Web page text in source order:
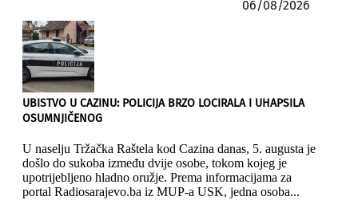
06/08/2026
UBISTVO U CAZINU: POLICIJA BRZO LOCIRALA I UHAPSILA
OSUMNJIČENOG
U naselju Tržačka Raštela kod Cazina danas, 5. augusta je
došlo do sukoba između dvije osobe, tokom kojeg je
upotrijebljeno hladno oružje. Prema informacijama za
portal Radiosarajevo.ba iz MUP-a USK, jedna osoba...